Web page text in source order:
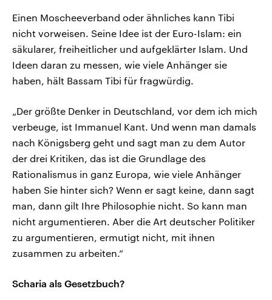
Einen Moscheeverband oder ähnliches kann Tibi
nicht vorweisen. Seine Idee ist der Euro-Islam: ein
säkularer, freiheitlicher und aufgeklärter Islam. Und
Ideen daran zu messen, wie viele Anhänger sie
haben, hält Bassam Tibi für fragwürdig.
„Der größte Denker in Deutschland, vor dem ich mich
verbeuge, ist Immanuel Kant. Und wenn man damals
nach Königsberg geht und sagt man zu dem Autor
der drei Kritiken, das ist die Grundlage des
Rationalismus in ganz Europa, wie viele Anhänger
haben Sie hinter sich? Wenn er sagt keine, dann sagt
man, dann gilt Ihre Philosophie nicht. So kann man
nicht argumentieren. Aber die Art deutscher Politiker
zu argumentieren, ermutigt nicht, mit ihnen
zusammen zu arbeiten.“
Scharia als Gesetzbuch?